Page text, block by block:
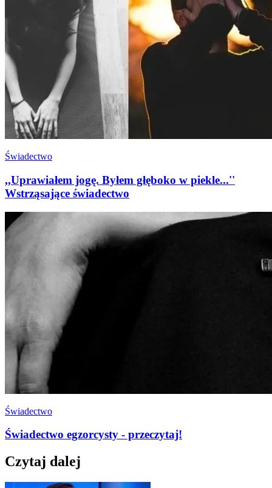
Świadectwo
,,Uprawiałem jogę. Byłem głęboko w piekle...''
Wstrząsające świadectwo
Świadectwo
Świadectwo egzorcysty - przeczytaj!
Czytaj dalej